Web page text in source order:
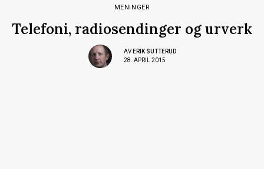
MENINGER
Telefoni, radiosendinger og urverk
AV ERIK SUTTERUD
28. APRIL 2015